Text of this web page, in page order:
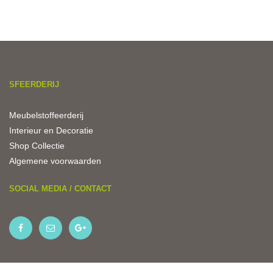
SFEERDERIJ
Meubelstoffeerderij
Interieur en Decoratie
Shop Collectie
Algemene voorwaarden
SOCIAL MEDIA / CONTACT